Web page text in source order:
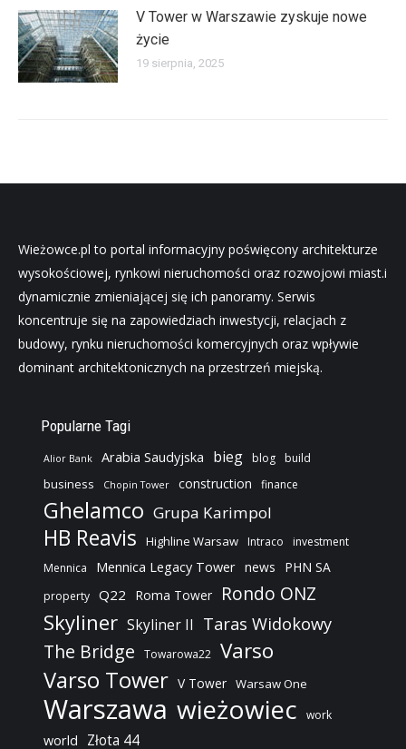
V Tower w Warszawie zyskuje nowe
życie
19 sierpnia, 2025
Wieżowce.pl to portal informacyjny poświęcony architekturze
wysokościowej, rynkowi nieruchomości oraz rozwojowi miast.i
dynamicznie zmieniającej się ich panoramy. Serwis
koncentruje się na zapowiedziach inwestycji, relacjach z
budowy, rynku nieruchomości komercyjnych oraz wpływie
dominant architektonicznych na przestrzeń miejską.
Popularne Tagi
Alior Bank Arabia Saudyjska bieg blog build
business Chopin Tower construction finance
Ghelamco Grupa Karimpol
HB Reavis Highline Warsaw Intraco
investment
Mennica
Mennica Legacy Tower news PHN SA
property Q22 Roma Tower Rondo ONZ
Skyliner Skyliner II Taras Widokowy
The Bridge Towarowa22 Varso
Varso Tower V Tower Warsaw One
Warszawa wieżowiec work
world Złota 44